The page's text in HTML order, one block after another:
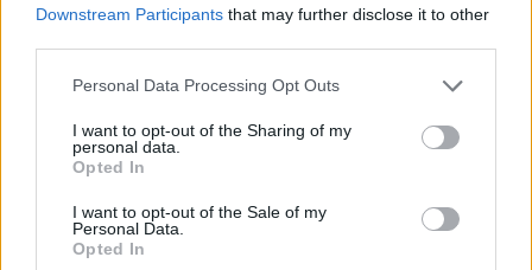
Downstream Participants that may further disclose it to other
Personal Data Processing Opt Outs
I want to opt-out of the Sharing of my
personal data.
Opted In
I want to opt-out of the Sale of my
Personal Data.
Opted In